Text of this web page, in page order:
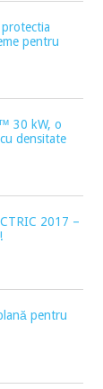
pentru
30 kW, o
densitate
2017 –
pentru